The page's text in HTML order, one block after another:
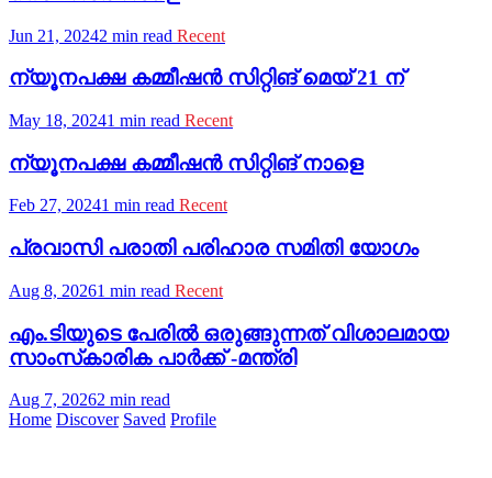
Jun 21, 20242 min read Recent
ന്യൂനപക്ഷ കമ്മീഷന്‍ സിറ്റിങ് മെയ് 21 ന്
May 18, 20241 min read Recent
ന്യൂനപക്ഷ കമ്മീഷൻ സിറ്റിങ് നാളെ
Feb 27, 20241 min read Recent
പ്രവാസി പരാതി പരിഹാര സമിതി യോഗം
Aug 8, 20261 min read Recent
എം.ടിയുടെ പേരില്‍ ഒരുങ്ങുന്നത് വിശാലമായ
സാംസ്‌കാരിക പാര്‍ക്ക് -മന്ത്രി
Aug 7, 20262 min read
Home Discover Saved Profile